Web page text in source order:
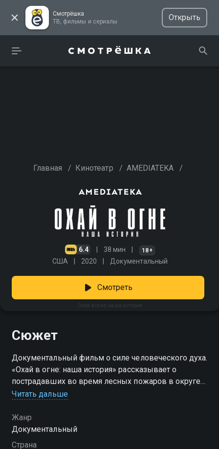
Смотрёшка
ТВ, фильмы и сериалы
Открыть
Главная / Кинотеатр / AMEDIATEKA /
6.4 38 мин 18+
США 2020 Документальный
Охай в огне: наша история
Смотреть
Сюжет
Документальный фильм о силе человеческого духа.
«Охай в огне: наша история» рассказывает о
пострадавших во время лесных пожаров в округе
Вентура, штат Калифорния. Смотреть сериал «Охай в
можете в подписке Амедиатека в Смотрёшке.
Читать дальше
Жанр
Документальный
Страна